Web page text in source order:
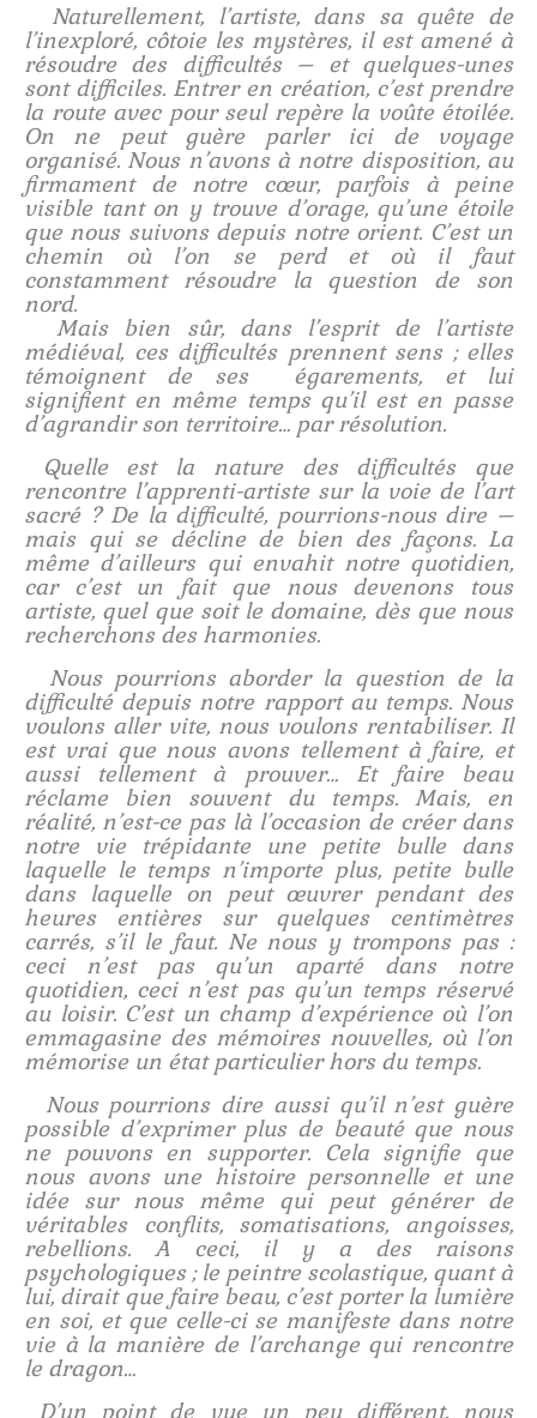
Naturellement, l’artiste, dans sa quête de
l’inexploré, côtoie les mystères, il est amené à
résoudre des difficultés – et quelques-unes
sont difficiles. Entrer en création, c’est prendre
la route avec pour seul repère la voûte étoilée.
On ne peut guère parler ici de voyage
organisé. Nous n’avons à notre disposition, au
firmament de notre cœur, parfois à peine
visible tant on y trouve d’orage, qu’une étoile
que nous suivons depuis notre orient. C’est un
chemin où l’on se perd et où il faut
constamment résoudre la question de son
nord.
Mais bien sûr, dans l’esprit de l’artiste
médiéval, ces difficultés prennent sens ; elles
témoignent de ses égarements, et lui
signifient en même temps qu’il est en passe
d’agrandir son territoire… par résolution.
Quelle est la nature des difficultés que
rencontre l’apprenti-artiste sur la voie de l’art
sacré ? De la difficulté, pourrions-nous dire –
mais qui se décline de bien des façons. La
même d’ailleurs qui envahit notre quotidien,
car c’est un fait que nous devenons tous
artiste, quel que soit le domaine, dès que nous
recherchons des harmonies.
Nous pourrions aborder la question de la
difficulté depuis notre rapport au temps. Nous
voulons aller vite, nous voulons rentabiliser. Il
est vrai que nous avons tellement à faire, et
aussi tellement à prouver… Et faire beau
réclame bien souvent du temps. Mais, en
réalité, n’est-ce pas là l’occasion de créer dans
notre vie trépidante une petite bulle dans
laquelle le temps n’importe plus, petite bulle
dans laquelle on peut œuvrer pendant des
heures entières sur quelques centimètres
carrés, s’il le faut. Ne nous y trompons pas :
ceci n’est pas qu’un aparté dans notre
quotidien, ceci n’est pas qu’un temps réservé
au loisir. C’est un champ d’expérience où l’on
emmagasine des mémoires nouvelles, où l’on
mémorise un état particulier hors du temps.
Nous pourrions dire aussi qu’il n’est guère
possible d’exprimer plus de beauté que nous
ne pouvons en supporter. Cela signifie que
nous avons une histoire personnelle et une
idée sur nous même qui peut générer de
véritables conflits, somatisations, angoisses,
rebellions. A ceci, il y a des raisons
psychologiques ; le peintre scolastique, quant à
lui, dirait que faire beau, c’est porter la lumière
en soi, et que celle-ci se manifeste dans notre
vie à la manière de l’archange qui rencontre
le dragon…
D’un point de vue un peu différent, nous